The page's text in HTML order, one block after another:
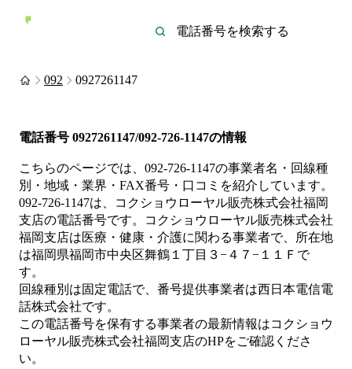
092 0927261147
電話番号 0927261147/092-726-1147の情報
こちらのページでは、 092-726-1147の事業者名・回線種
別・地域・業界・FAX番号・口コミを紹介しています。
092-726-1147は、
コクショウローヤル販売株式会社福岡
支店の電話番号です。
コクショウローヤル販売株式会社
福岡支店は医療・健康・介護に関わる事業者で、所在地
は福岡県福岡市中央区舞鶴１丁目３−４７−１１Ｆ で
す。
回線種別は固定電話で、番号提供事業者は西日本電信電
話株式会社です。
この電話番号を保有する事業者の最新情報はコクショウ
ローヤル販売株式会社福岡支店のHPをご確認くださ
い。